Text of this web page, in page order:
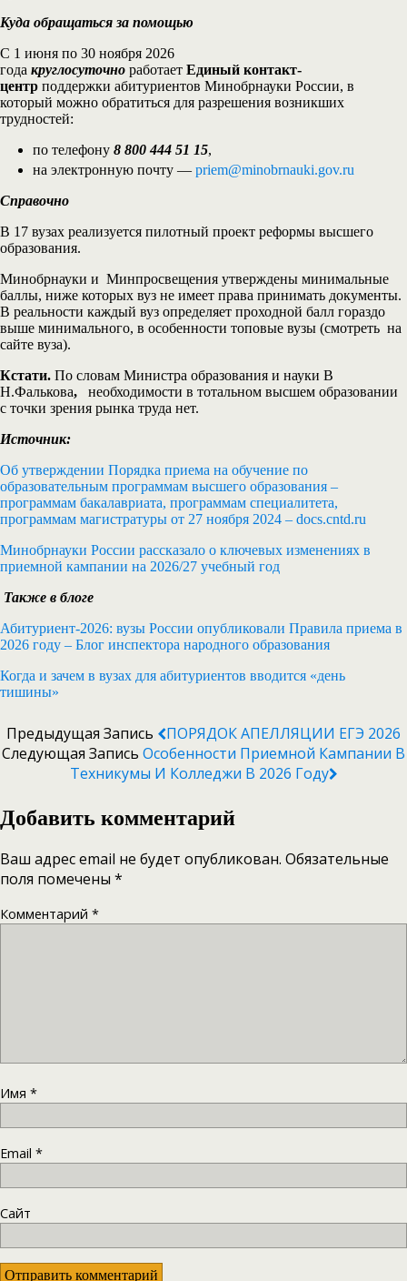
Куда обращаться за помощью
С 1 июня по 30 ноября 2026
года круглосуточно работает Единый контакт-
центр поддержки абитуриентов Минобрнауки России, в
который можно обратиться для разрешения возникших
трудностей:
по телефону 8 800 444 51 15,
на электронную почту — priem@minobrnauki.gov.ru
Справочно
В 17 вузах реализуется пилотный проект реформы высшего
образования.
Минобрнауки и Минпросвещения утверждены минимальные
баллы, ниже которых вуз не имеет права принимать документы.
В реальности каждый вуз определяет проходной балл гораздо
выше минимального, в особенности топовые вузы (смотреть на
сайте вуза).
Кстати. По словам Министра образования и науки В
Н.Фалькова, необходимости в тотальном высшем образовании
с точки зрения рынка труда нет.
Источник:
Об утверждении Порядка приема на обучение по
образовательным программам высшего образования –
программам бакалавриата, программам специалитета,
программам магистратуры от 27 ноября 2024 – docs.cntd.ru
Минобрнауки России рассказало о ключевых изменениях в
приемной кампании на 2026/27 учебный год
Также в блоге
Абитуриент-2026: вузы России опубликовали Правила приема в
2026 году – Блог инспектора народного образования
Когда и зачем в вузах для абитуриентов вводится «день
тишины»
Предыдущая Запись
ПОРЯДОК АПЕЛЛЯЦИИ ЕГЭ 2026
Следующая Запись Особенности Приемной Кампании В
Техникумы И Колледжи В 2026 Году
Добавить комментарий
Ваш адрес email не будет опубликован. Обязательные
поля помечены *
Комментарий *
Имя *
Email *
Сайт